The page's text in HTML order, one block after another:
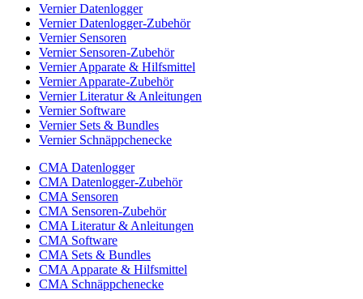
Vernier Datenlogger
Vernier Datenlogger-Zubehör
Vernier Sensoren
Vernier Sensoren-Zubehör
Vernier Apparate & Hilfsmittel
Vernier Apparate-Zubehör
Vernier Literatur & Anleitungen
Vernier Software
Vernier Sets & Bundles
Vernier Schnäppchenecke
CMA Datenlogger
CMA Datenlogger-Zubehör
CMA Sensoren
CMA Sensoren-Zubehör
CMA Literatur & Anleitungen
CMA Software
CMA Sets & Bundles
CMA Apparate & Hilfsmittel
CMA Schnäppchenecke